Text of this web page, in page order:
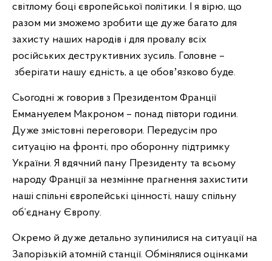
світлому боці європейської політики. І я вірю, що
разом ми зможемо зробити ще дуже багато для
захисту наших народів і для провалу всіх
російських деструктивних зусиль. Головне –
зберігати нашу єдність, а це обовʼязково буде.
Сьогодні ж говорив з Президентом Франції
Еммануелем Макроном – понад півтори години.
Дуже змістовні переговори. Передусім про
ситуацію на фронті, про оборонну підтримку
України. Я вдячний пану Президенту та всьому
народу Франції за незмінне прагнення захистити
наші спільні європейські цінності, нашу спільну
об’єднану Європу.
Окремо й дуже детально зупинилися на ситуації на
Запорізькій атомній станції. Обмінялися оцінками